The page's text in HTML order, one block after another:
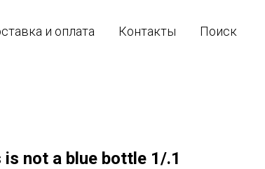
и оплата Контакты Поиск
not a blue bottle 1/.1